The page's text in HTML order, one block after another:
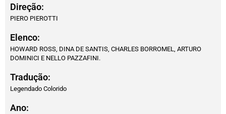
Direção:
PIERO PIEROTTI
Elenco:
HOWARD ROSS, DINA DE SANTIS, CHARLES BORROMEL, ARTURO
DOMINICI E NELLO PAZZAFINI.
Tradução:
Legendado Colorido
Ano: